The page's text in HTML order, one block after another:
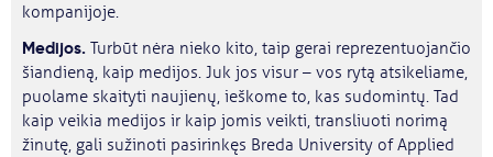
kompanijoje.
Medijos. Turbūt nėra nieko kito, taip gerai reprezentuojančio
šiandieną, kaip medijos. Juk jos visur – vos rytą atsikeliame,
puolame skaityti naujienų, ieškome to, kas sudomintų. Tad
kaip veikia medijos ir kaip jomis veikti, transliuoti norimą
žinutę, gali sužinoti pasirinkęs Breda University of Applied